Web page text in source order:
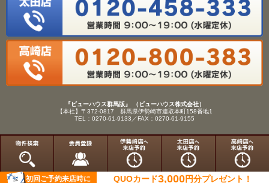
『ビューハウス群馬版』 （ビューハウス株式会社）
【本社】〒372-0817 群馬県伊勢崎市連取本町158番地1
TEL：0270-61-9133／FAX：0270-61-9155
Copyright(C)View House(R)Inc.All Rights Reserved.
初回ご予約来店時に QUOカード3,000円分プレゼント！